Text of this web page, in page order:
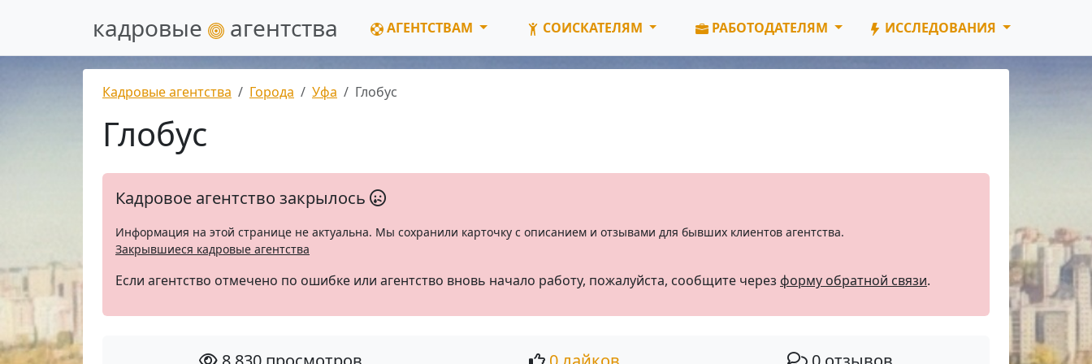
кадровые агентства АГЕНТСТВАМ СОИСКАТЕЛЯМ РАБОТОДАТЕЛЯМ ИССЛЕДОВАНИЯ
Кадровые агентства Города Уфа Глобус
Глобус
Кадровое агентство закрылось
Информация на этой странице не актуальна. Мы сохранили карточку с описанием и отзывами для бывших клиентов агентства.
Закрывшиеся кадровые агентства
Если агентство отмечено по ошибке или агентство вновь начало работу, пожалуйста, сообщите через форму обратной связи.